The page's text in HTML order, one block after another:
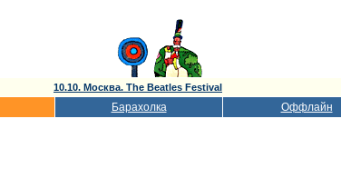
10.10. Москва. The Beatles Festival
Барахолка Оффлайн